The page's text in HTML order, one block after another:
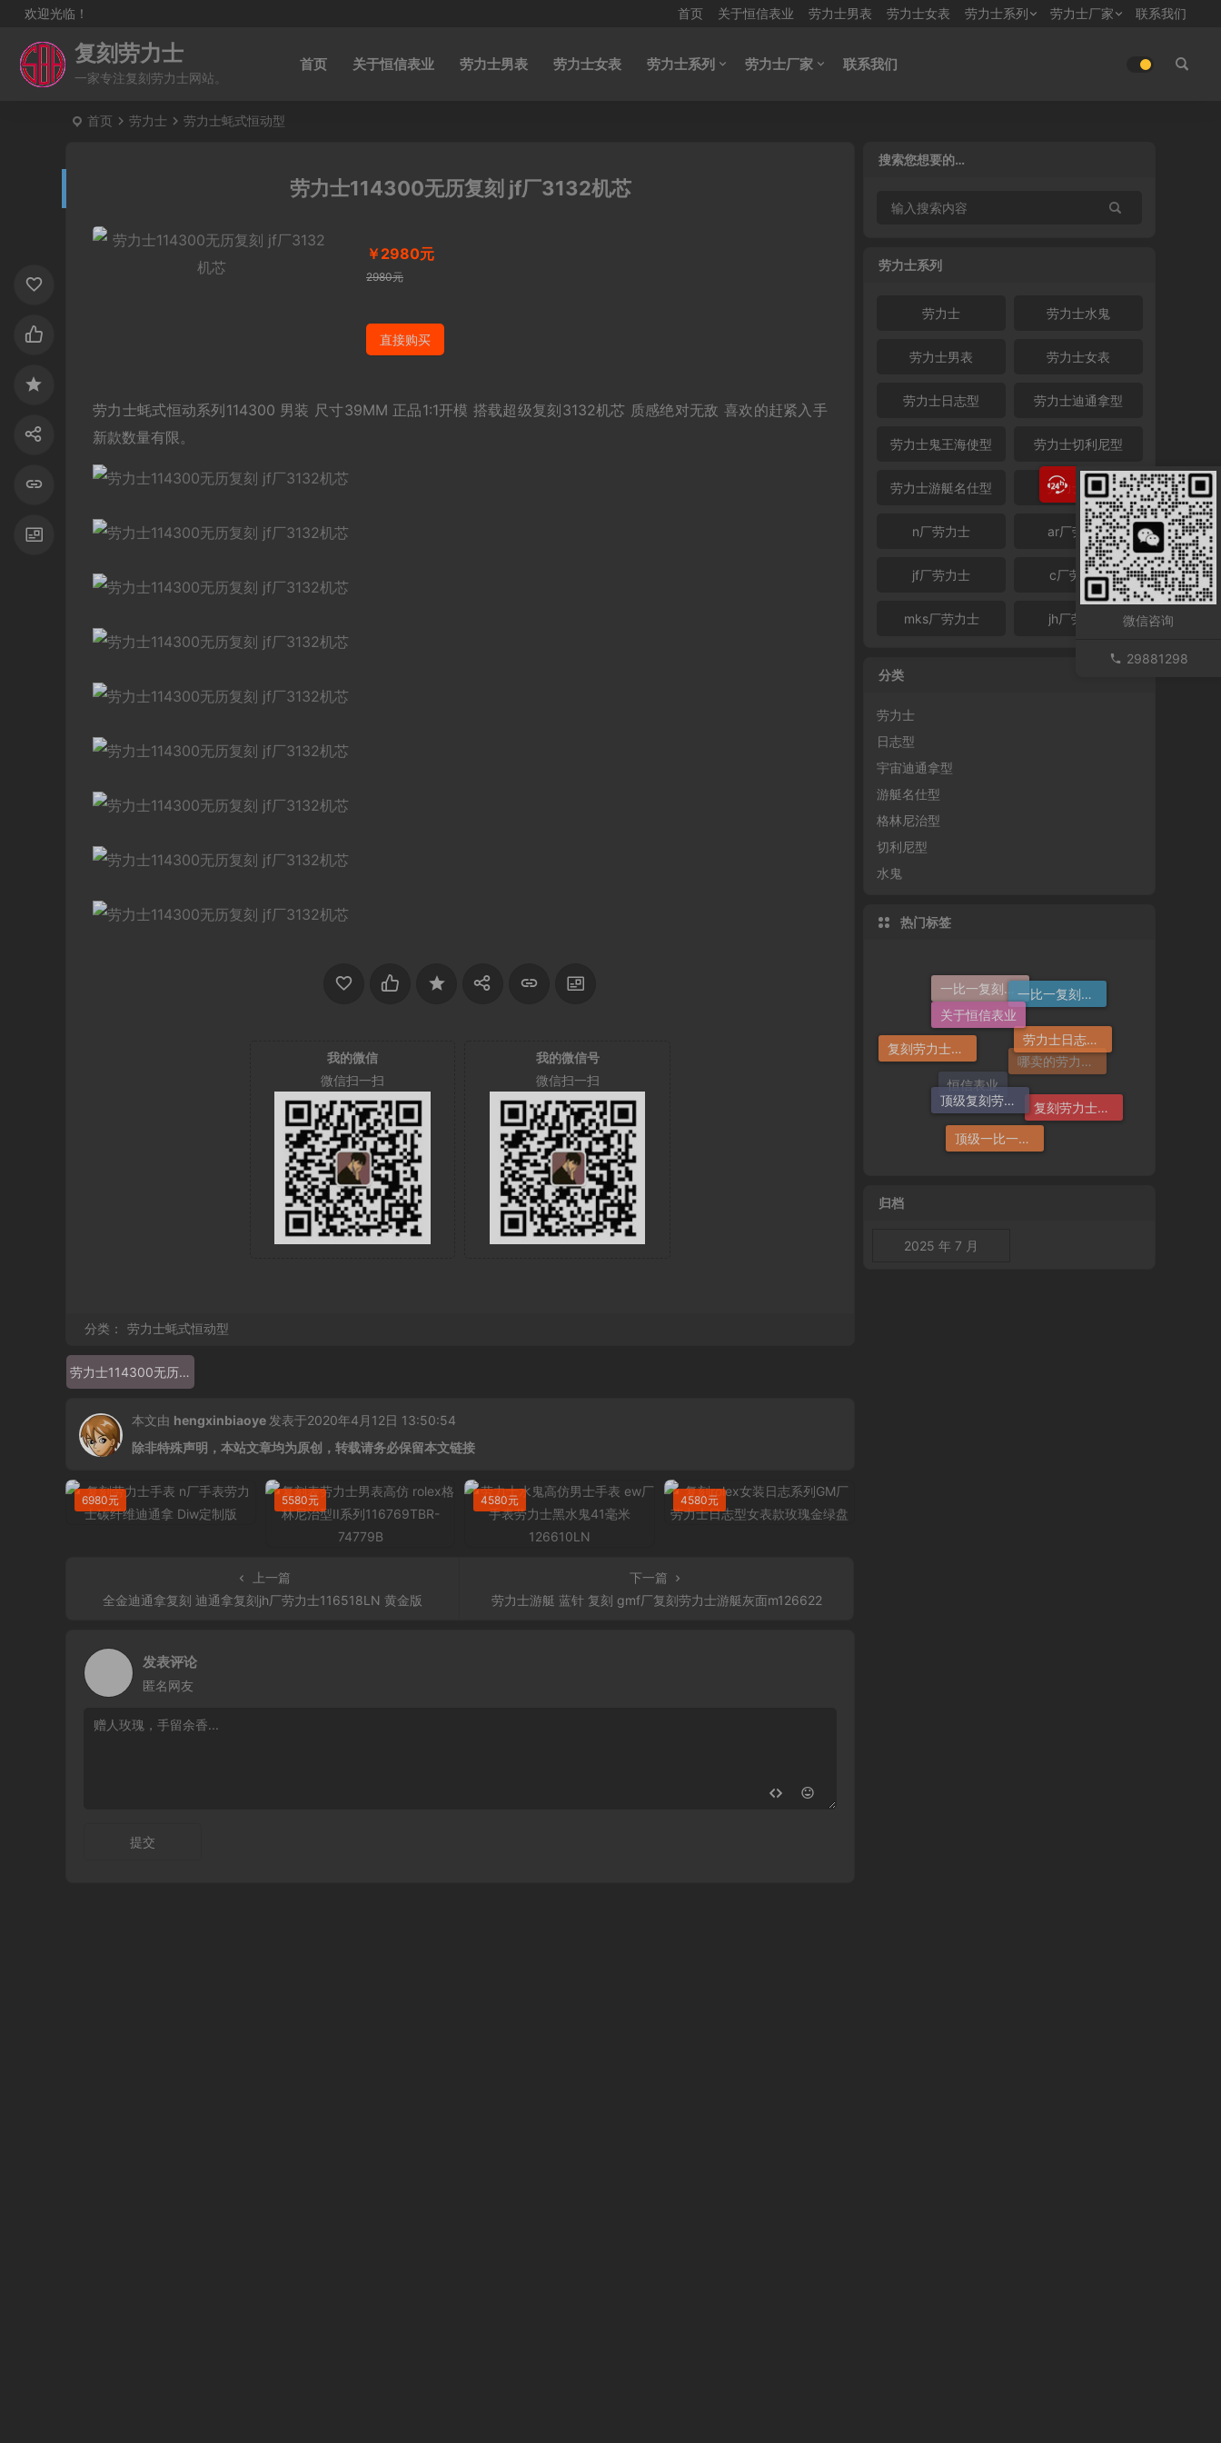
欢迎光临！ 首页 关于恒信表业 劳力士男表 劳力士女表 劳力士系列 劳力士厂家 联系我们
复刻劳力士
一家专注复刻劳力士网站。
首页 关于恒信表业 劳力士男表 劳力士女表 劳力士系列 劳力士厂家 联系我们
首页 劳力士 劳力士蚝式恒动型
劳力士114300无历复刻 jf厂3132机芯
￥2980元
2980元
直接购买
劳力士蚝式恒动系列114300 男装 尺寸39MM 正品1:1开模 搭载超级复刻3132机芯 质感绝对无敌 喜欢的赶紧入手
新款数量有限。
我的微信
微信扫一扫
我的微信号
微信扫一扫
分类： 劳力士蚝式恒动型
劳力士114300无历复刻 jf厂3132机芯
本文由 hengxinbiaoye 发表于2020年4月12日 13:50:54
除非特殊声明，本站文章均为原创，转载请务必保留本文链接
6980元 5580元 4580元 4580元
上一篇
全金迪通拿复刻 迪通拿复刻jh厂劳力士116518LN 黄金版
下一篇
劳力士游艇 蓝针 复刻 gmf厂复刻劳力士游艇灰面m126622
发表评论
匿名网友
提交
搜索您想要的…
劳力士系列
劳力士 劳力士水鬼
劳力士男表 劳力士女表
劳力士日志型 劳力士迪通拿型
劳力士鬼王海使型 劳力士切利尼型
劳力士游艇名仕型 劳力士金表
n厂劳力士 ar厂劳力士
jf厂劳力士 c厂劳力士
mks厂劳力士 jh厂劳力士
分类
劳力士
日志型
宇宙迪通拿型
游艇名仕型
格林尼治型
切利尼型
水鬼
热门标签
一比一复刻劳力士手表 一比一复刻劳力士
恒信表业
复刻劳力士手表
关于恒信表业
顶级复刻劳力士手表
归档
2025 年 7 月
微信咨询
29881298